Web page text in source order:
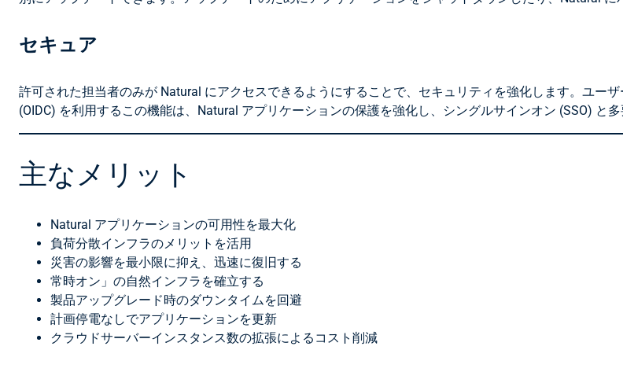
セキュア
許可された担当者のみが Natural にアクセスできるようにすることで、セキュリティを強化します。ユー
(OIDC) を利用するこの機能は、Natural アプリケーションの保護を強化し、シングルサインオン (SSO) と多
主なメリット
Natural アプリケーションの可用性を最大化
負荷分散インフラのメリットを活用
災害の影響を最小限に抑え、迅速に復旧する
常時オン」の自然インフラを確立する
製品アップグレード時のダウンタイムを回避
計画停電なしでアプリケーションを更新
クラウドサーバーインスタンス数の拡張によるコスト削減